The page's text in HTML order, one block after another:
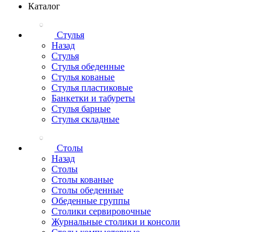
Каталог
Стулья
Назад
Стулья
Стулья обеденные
Стулья кованые
Стулья пластиковые
Банкетки и табуреты
Стулья барные
Стулья складные
Столы
Назад
Столы
Столы кованые
Столы обеденные
Обеденные группы
Столики сервировочные
Журнальные столики и консоли